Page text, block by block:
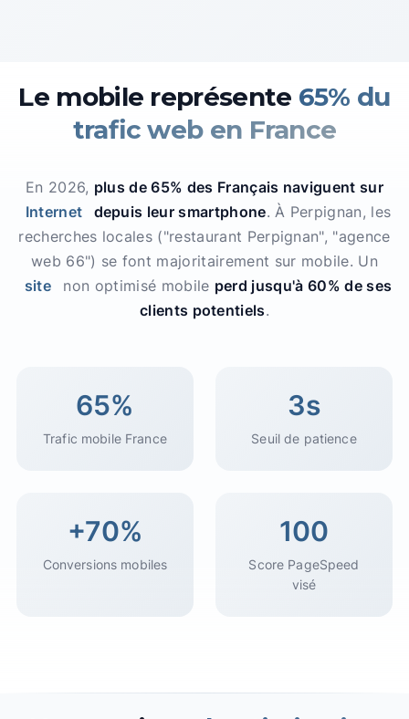
Le mobile représente 65% du
trafic web en France
En 2026, plus de 65% des Français naviguent sur
Internet
depuis leur smartphone. À Perpignan, les
recherches locales ("restaurant Perpignan", "agence
web 66") se font majoritairement sur mobile. Un
site
non optimisé mobile perd jusqu'à 60% de ses
clients potentiels.
65%
Trafic mobile France
3s
Seuil de patience
+70%
Conversions mobiles
100
Score PageSpeed
visé